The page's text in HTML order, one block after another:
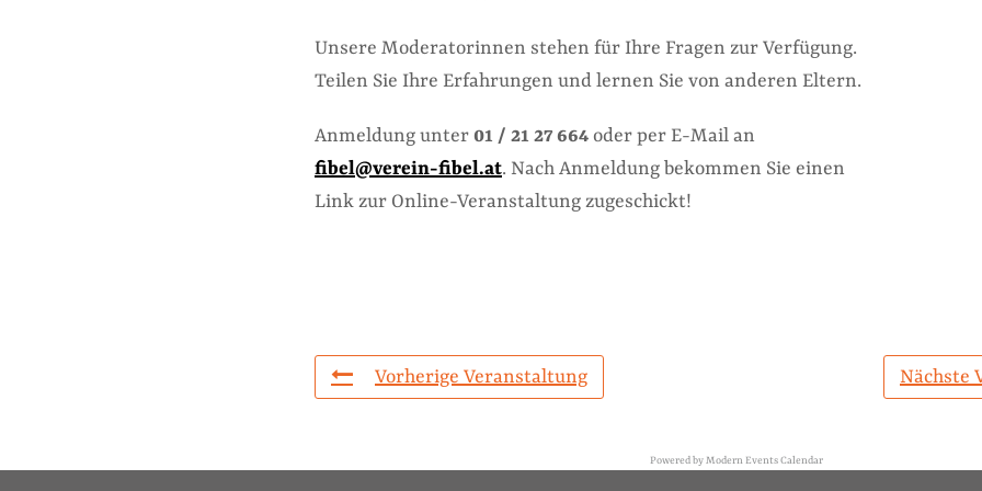
Unsere Moderatorinnen stehen für Ihre Fragen zur Verfügung.
Teilen Sie Ihre Erfahrungen und lernen Sie von anderen Eltern.
Anmeldung unter 01 / 21 27 664 oder per E-Mail an
fibel@verein-fibel.at. Nach Anmeldung bekommen Sie einen
Link zur Online-Veranstaltung zugeschickt!
Vorherige Veranstaltung Nächste
Powered byModern Events Calendar